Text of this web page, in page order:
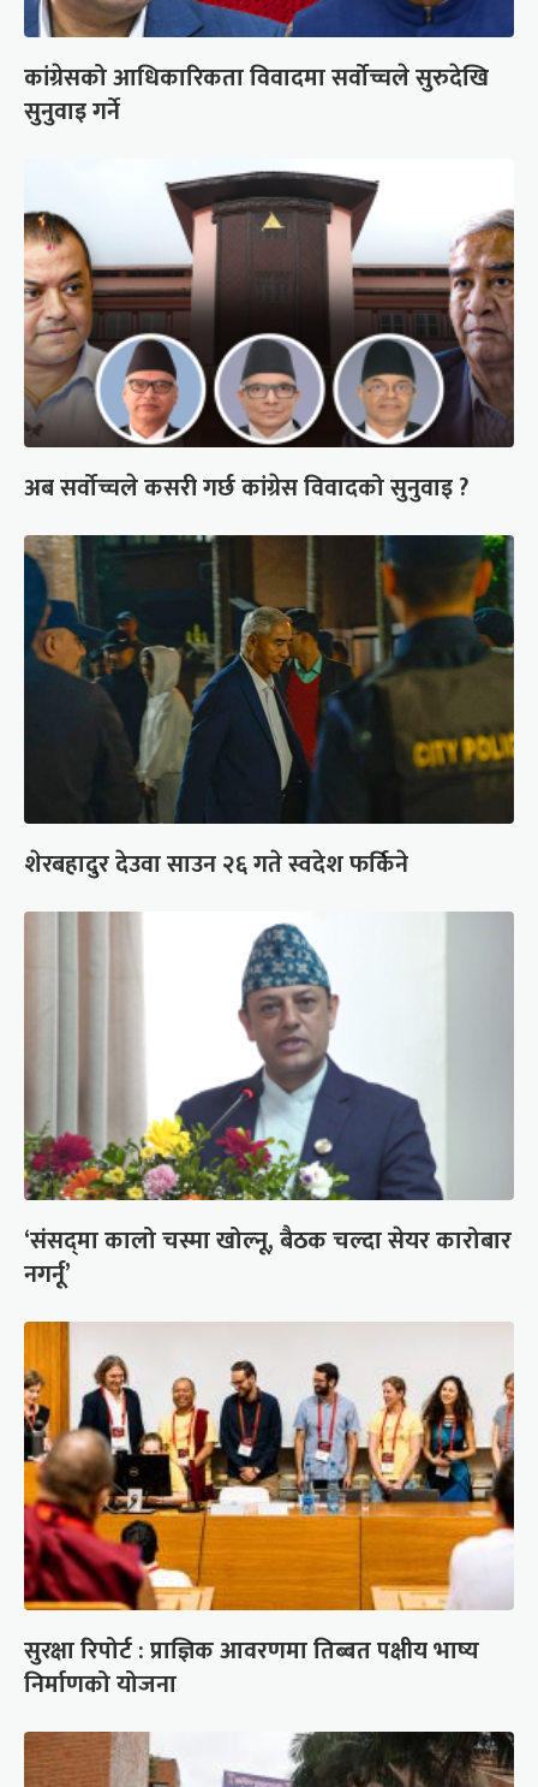
कांग्रेसको आधिकारिकता विवादमा सर्वोच्चले सुरुदेखि
सुनुवाइ गर्ने
अब सर्वोच्चले कसरी गर्छ कांग्रेस विवादको सुनुवाइ ?
शेरबहादुर देउवा साउन २६ गते स्वदेश फर्किने
‘संसद्‍मा कालो चस्मा खोल्नू, बैठक चल्दा सेयर कारोबार
नगर्नू’
सुरक्षा रिपोर्ट : प्राज्ञिक आवरणमा तिब्बत पक्षीय भाष्य
निर्माणको योजना